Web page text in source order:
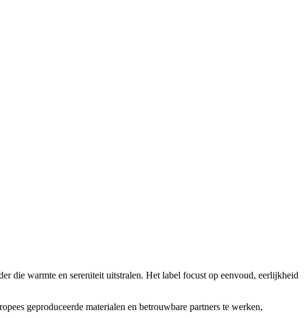
die warmte en sereniteit uitstralen. Het label focust op eenvoud, eerlijkheid
geproduceerde materialen en betrouwbare partners te werken,